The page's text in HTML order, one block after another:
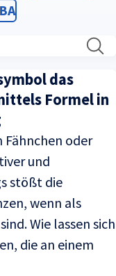
das
Formel in
oder
und
stößt die
wenn als
Wie lassen sich
die an einem